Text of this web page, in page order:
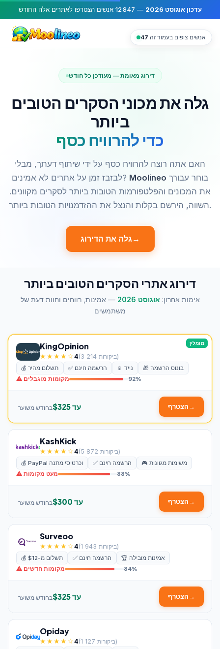
עדכון אוגוסט 2026 —
12 847 אנשים הצטרפו לאתרים אלה החודש
דירוג מאומת — מעודכן כל חודש
גלה את מכוני הסקרים הטובים
ביותר
כדי להרוויח כסף
האם אתה רוצה להרוויח כסף על ידי שיתוף דעתך, מבלי
לבזבז זמן על אתרים לא אמינים? Moolineo
את המכונים והפלטפורמות הטובות ביותר לסקרים מקוונים.
השווה, הירשם בקלות והנצל את ההזדמנויות הטובות ביותר.
גלה את הדירוג→
דירוג אתרי הסקרים הטובים ביותר
אימות אחרון: אוגוסט 2026
— אמינות, רווחים וחוות דעת של
משתמשים
מומלץ KingOpinion
★★★★☆4 (3 214 ביקורות)
💰 תשלום מהיר ✅ הרשמה חינם 📱 נייד
🎁 בונוס הרשמה
⚠ מקומות מוגבלים
92%
עד $325 בחודש משוער הצטרף→
KashKick
★★★★☆4 (5 872 ביקורות)
💰 PayPal וכרטיסי מתנה ✅ הרשמה חינם
🎮 משימות מגוונות
⚠ מעט מקומות
88%
עד $300 בחודש משוער הצטרף→
Surveoo
★★★★☆4 (1 943 ביקורות)
💰 תשלום מ-$12 ✅ הרשמה חינם
🏆 אמינות מובילה
⚠ מקומות חדשים
84%
עד $325 בחודש משוער הצטרף→
Opiday
★★★★☆4 (1 127 ביקורות)
47 אנשים צופים בעמוד זה